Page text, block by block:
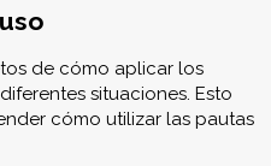
de cómo aplicar los
situaciones. Esto
cómo utilizar las pautas